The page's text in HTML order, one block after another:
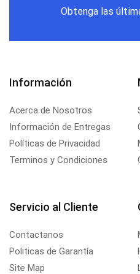
Obtenga las
Información
Acerca de Nosotros
Información de Entregas
Políticas de Privacidad
Terminos y Condiciones
Servicio al Cliente
Contactanos
Politicas de Garantía
Site Map